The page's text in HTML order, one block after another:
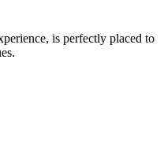
is perfectly placed to